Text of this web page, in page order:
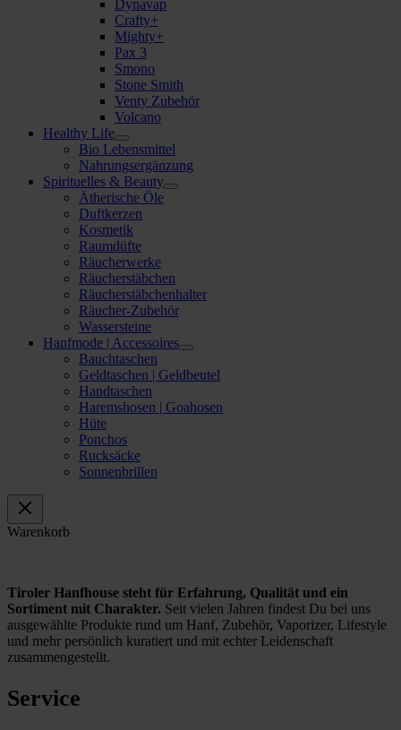
Dynavap
Crafty+
Mighty+
Pax 3
Smono
Stone Smith
Venty Zubehör
Volcano
Healthy Life
Bio Lebensmittel
Nahrungsergänzung
Spirituelles & Beauty
Ätherische Öle
Duftkerzen
Kosmetik
Raumdüfte
Räucherwerke
Räucherstäbchen
Räucherstäbchenhalter
Räucher-Zubehör
Wassersteine
Hanfmode | Accessoires
Bauchtaschen
Geldtaschen | Geldbeutel
Handtaschen
Haremshosen | Goahosen
Hüte
Ponchos
Rucksäcke
Sonnenbrillen
Warenkorb
Tiroler Hanfhouse steht für Erfahrung, Qualität und ein
Sortiment mit Charakter. Seit vielen Jahren findest Du bei uns
ausgewählte Produkte rund um Hanf, Zubehör, Vaporizer, Lifestyle
und mehr persönlich kuratiert und mit echter Leidenschaft
zusammengestellt.
Service